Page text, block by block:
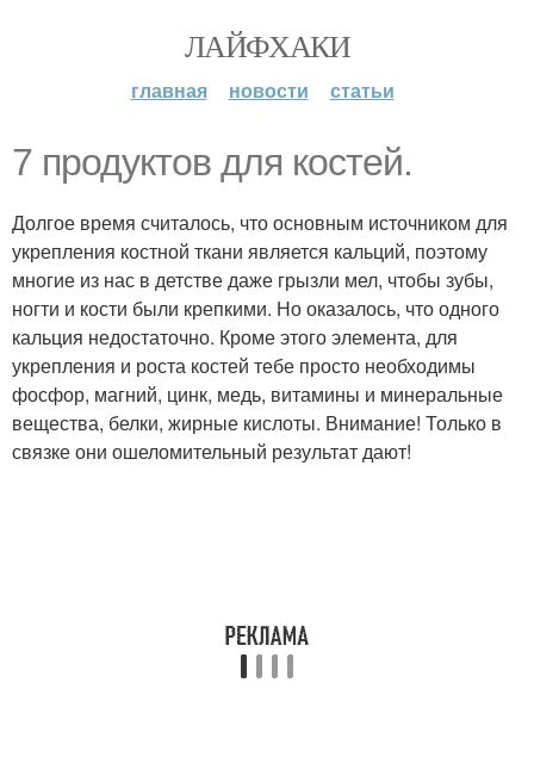
ЛАЙФХАКИ
главная новости статьи
7 продуктов для костей.
Долгое время считалось, что основным источником для
укрепления костной ткани является кальций, поэтому
многие из нас в детстве даже грызли мел, чтобы зубы,
ногти и кости были крепкими. Но оказалось, что одного
кальция недостаточно. Кроме этого элемента, для
укрепления и роста костей тебе просто необходимы
фосфор, магний, цинк, медь, витамины и минеральные
вещества, белки, жирные кислоты. Внимание! Только в
связке они ошеломительный результат дают!